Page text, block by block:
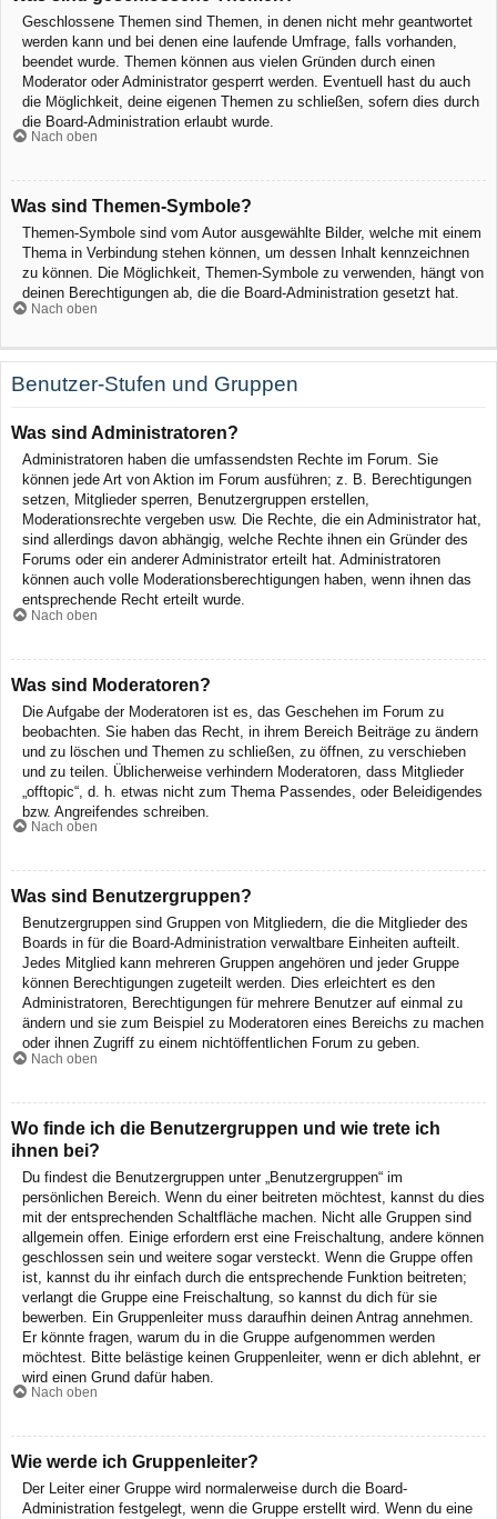
Geschlossene Themen sind Themen, in denen nicht mehr geantwortet
werden kann und bei denen eine laufende Umfrage, falls vorhanden,
beendet wurde. Themen können aus vielen Gründen durch einen
Moderator oder Administrator gesperrt werden. Eventuell hast du auch
die Möglichkeit, deine eigenen Themen zu schließen, sofern dies durch
die Board-Administration erlaubt wurde.
Nach oben
Was sind Themen-Symbole?
Themen-Symbole sind vom Autor ausgewählte Bilder, welche mit einem
Thema in Verbindung stehen können, um dessen Inhalt kennzeichnen
zu können. Die Möglichkeit, Themen-Symbole zu verwenden, hängt von
deinen Berechtigungen ab, die die Board-Administration gesetzt hat.
Nach oben
Benutzer-Stufen und Gruppen
Was sind Administratoren?
Administratoren haben die umfassendsten Rechte im Forum. Sie
können jede Art von Aktion im Forum ausführen; z. B. Berechtigungen
setzen, Mitglieder sperren, Benutzergruppen erstellen,
Moderationsrechte vergeben usw. Die Rechte, die ein Administrator hat,
sind allerdings davon abhängig, welche Rechte ihnen ein Gründer des
Forums oder ein anderer Administrator erteilt hat. Administratoren
können auch volle Moderationsberechtigungen haben, wenn ihnen das
entsprechende Recht erteilt wurde.
Nach oben
Was sind Moderatoren?
Die Aufgabe der Moderatoren ist es, das Geschehen im Forum zu
beobachten. Sie haben das Recht, in ihrem Bereich Beiträge zu ändern
und zu löschen und Themen zu schließen, zu öffnen, zu verschieben
und zu teilen. Üblicherweise verhindern Moderatoren, dass Mitglieder
„offtopic“, d. h. etwas nicht zum Thema Passendes, oder Beleidigendes
bzw. Angreifendes schreiben.
Nach oben
Was sind Benutzergruppen?
Benutzergruppen sind Gruppen von Mitgliedern, die die Mitglieder des
Boards in für die Board-Administration verwaltbare Einheiten aufteilt.
Jedes Mitglied kann mehreren Gruppen angehören und jeder Gruppe
können Berechtigungen zugeteilt werden. Dies erleichtert es den
Administratoren, Berechtigungen für mehrere Benutzer auf einmal zu
ändern und sie zum Beispiel zu Moderatoren eines Bereichs zu machen
oder ihnen Zugriff zu einem nichtöffentlichen Forum zu geben.
Nach oben
Wo finde ich die Benutzergruppen und wie trete ich
ihnen bei?
Du findest die Benutzergruppen unter „Benutzergruppen“ im
persönlichen Bereich. Wenn du einer beitreten möchtest, kannst du dies
mit der entsprechenden Schaltfläche machen. Nicht alle Gruppen sind
allgemein offen. Einige erfordern erst eine Freischaltung, andere können
geschlossen sein und weitere sogar versteckt. Wenn die Gruppe offen
ist, kannst du ihr einfach durch die entsprechende Funktion beitreten;
verlangt die Gruppe eine Freischaltung, so kannst du dich für sie
bewerben. Ein Gruppenleiter muss daraufhin deinen Antrag annehmen.
Er könnte fragen, warum du in die Gruppe aufgenommen werden
möchtest. Bitte belästige keinen Gruppenleiter, wenn er dich ablehnt, er
wird einen Grund dafür haben.
Nach oben
Wie werde ich Gruppenleiter?
Der Leiter einer Gruppe wird normalerweise durch die Board-
Administration festgelegt, wenn die Gruppe erstellt wird. Wenn du eine